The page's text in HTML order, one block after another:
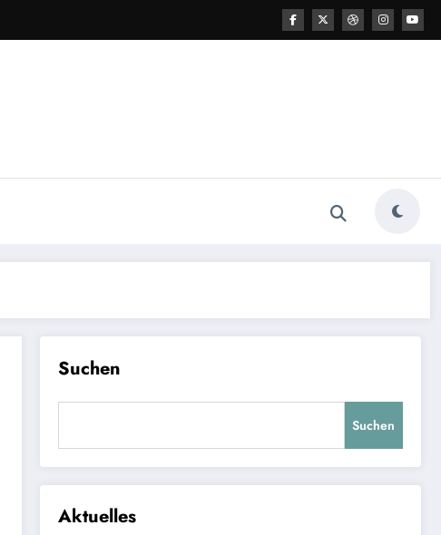
Suchen
Suchen
Aktuelles